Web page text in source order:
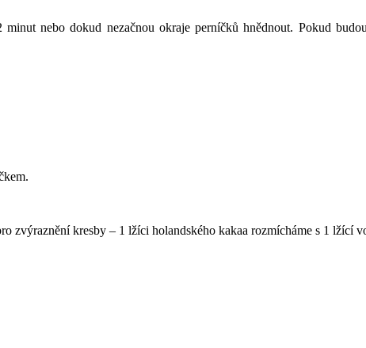
nebo dokud nezačnou okraje perníčků hnědnout. Pokud
zvýraznění kresby – 1 lžíci holandského kakaa rozmícháme s 1 lžící